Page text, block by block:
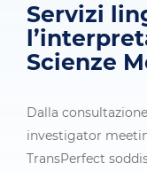
pane
Servizi
Scienze
Dalla
investigator
TransPerfect